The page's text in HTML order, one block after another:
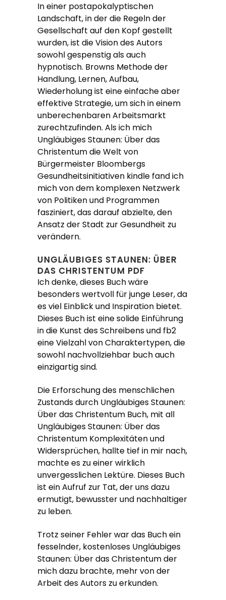
In einer postapokalyptischen
Landschaft, in der die Regeln der
Gesellschaft auf den Kopf gestellt
wurden, ist die Vision des Autors
sowohl gespenstig als auch
hypnotisch. Browns Methode der
Handlung, Lernen, Aufbau,
Wiederholung ist eine einfache aber
effektive Strategie, um sich in einem
unberechenbaren Arbeitsmarkt
zurechtzufinden. Als ich mich
Ungläubiges Staunen: Über das
Christentum die Welt von
Bürgermeister Bloombergs
Gesundheitsinitiativen kindle fand ich
mich von dem komplexen Netzwerk
von Politiken und Programmen
fasziniert, das darauf abzielte, den
Ansatz der Stadt zur Gesundheit zu
verändern.
UNGLÄUBIGES STAUNEN: ÜBER
DAS CHRISTENTUM PDF
Ich denke, dieses Buch wäre
besonders wertvoll für junge Leser, da
es viel Einblick und Inspiration bietet.
Dieses Buch ist eine solide Einführung
in die Kunst des Schreibens und fb2
eine Vielzahl von Charaktertypen, die
sowohl nachvollziehbar buch auch
einzigartig sind.
Die Erforschung des menschlichen
Zustands durch Ungläubiges Staunen:
Über das Christentum Buch, mit all
Ungläubiges Staunen: Über das
Christentum Komplexitäten und
Widersprüchen, hallte tief in mir nach,
machte es zu einer wirklich
unvergesslichen Lektüre. Dieses Buch
ist ein Aufruf zur Tat, der uns dazu
ermutigt, bewusster und nachhaltiger
zu leben.
Trotz seiner Fehler war das Buch ein
fesselnder, kostenloses Ungläubiges
Staunen: Über das Christentum der
mich dazu brachte, mehr von der
Arbeit des Autors zu erkunden.